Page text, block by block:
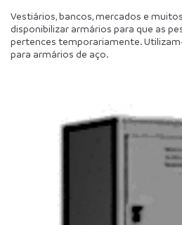
Vestiários, bancos, mercados e
disponibilizar armários para que as
pertences temporariamente.
para armários de aço.